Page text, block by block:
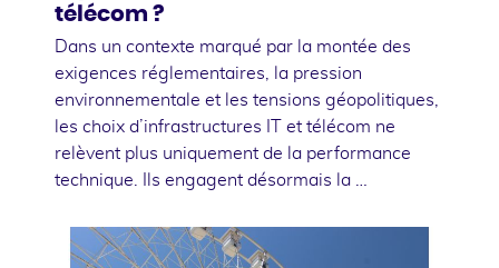
télécom ?
Dans un contexte marqué par la montée des
exigences réglementaires, la pression
environnementale et les tensions géopolitiques,
les choix d’infrastructures IT et télécom ne
relèvent plus uniquement de la performance
technique. Ils engagent désormais la …